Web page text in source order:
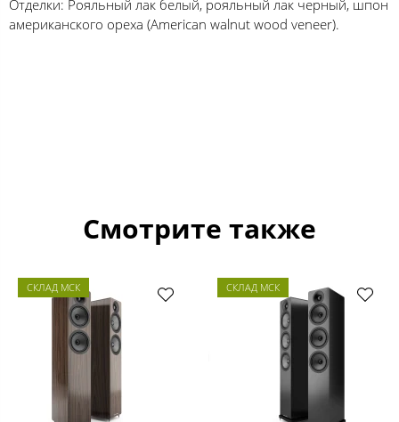
Отделки: Рояльный лак белый, рояльный лак черный, шпон
американского ореха (American walnut wood veneer).
Смотрите также
СКЛАД МСК СКЛАД МСК